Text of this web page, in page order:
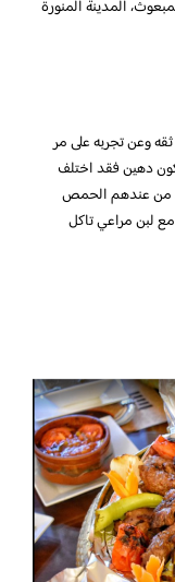
المدينة المنورة
وعن تجربه على مر
دهين فقد اختلف
من عندهم الحمص
لبن مراعي تاكل